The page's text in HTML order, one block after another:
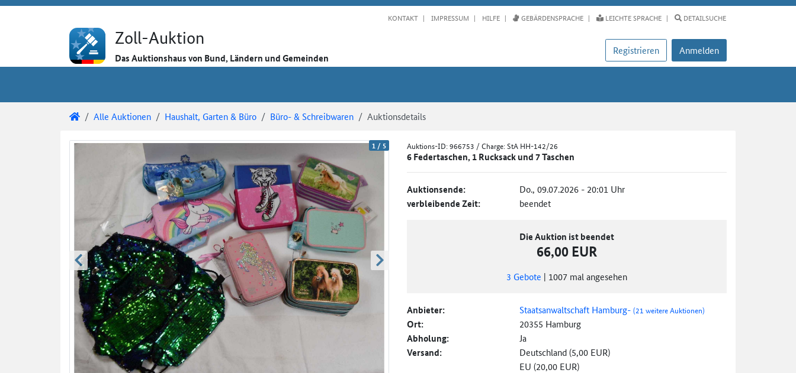
KONTAKT IMPRESSUM HILFE GEBÄRDENSPRACHE LEICHTE SPRACHE DETAILSUCHE
Zoll-Auktion
Das Auktionshaus von Bund, Ländern und Gemeinden
Registrieren Anmelden
Zoll-Auktion
Alle Auktionen Haushalt, Garten & Büro Büro- & Schreibwaren Auktionsdetails
Auktionsdetails
Auktionsüberblick 1 / 5
zurück blättern weiter blättern
Auktions-ID:966753 / Charge: StA HH-142/26
6 Federtaschen, 1 Rucksack und 7 Taschen
Auktionsende: Do., 09.07.2026 - 20:01 Uhr
verbleibende Zeit: beendet
Die Auktion ist beendet
66,00 EUR
3 Gebote | 1007 mal angesehen
Anbieter: Staatsanwaltschaft Hamburg- (21 weitere Auktionen)
Ort: 20355 Hamburg
Abholung: Ja
Versand:
Deutschland (5,00 EUR)
EU (20,00 EUR)